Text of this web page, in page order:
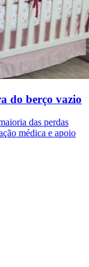
do berço vazio
das perdas
médica e apoio